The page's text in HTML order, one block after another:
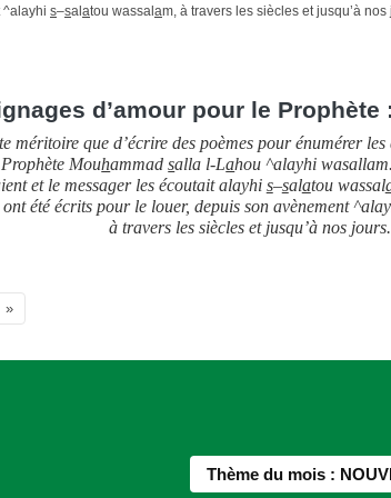
^alayhi s–sal atou wassal am, à travers les siècles et jusqu’à nos
d’amour pour le
méritoire que d’écrire des poèmes pour énumérer les
Mouhammadsalla l-Lahou ^alayhi
et le messager les écoutait alayhi s–salatou wassal
ont été écrits pour le louer, depuis son avènement
à travers les siècles et jusqu’à nos jours.
»
Thème du mois :